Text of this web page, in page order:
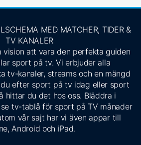
MED MATCHER, TIDER &
TV KANALER
vision att vara den perfekta guiden
sport på tv. Vi erbjuder alla
tv-kanaler, streams och en mängd
du efter sport på tv idag eller sport
hittar du det hos oss. Bläddra i
tv-tablå för sport på TV månader
vår sajt har vi även appar till
Android och iPad.